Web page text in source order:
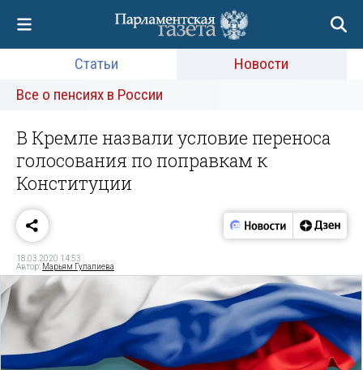
Статьи
Новости
Все о пенсиях в России
В Кремле назвали условие переноса
голосования по поправкам к
Конституции
18.03.2020 14:53
Автор: Марьям Гулалиева